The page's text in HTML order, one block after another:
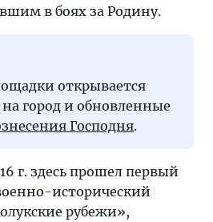
в боях за Родину.
открывается
город и обновленные
Господня.
г. здесь прошел первый
исторический
рубежи»,